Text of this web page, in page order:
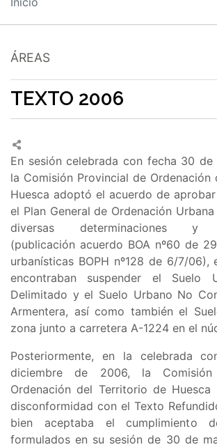
ÁREAS
TEXTO 2006
En sesión celebrada con fecha 30
la Comisión Provincial de
Huesca adoptó el acuerdo de
el Plan General de Ordenación
diversas determinaciones y
(publicación acuerdo BOA nº60 de
urbanísticas BOPH nº128 de 6/7/06),
encontraban suspender el Suelo
Delimitado y el Suelo Urbano No
Armentera, así como también el
zona junto a carretera A-1224 en el
Posteriormente, en la celebrada
diciembre de 2006, la
Ordenación del Territorio de
disconformidad con el Texto
bien aceptaba el cumplimiento
formulados en su sesión de 30 de